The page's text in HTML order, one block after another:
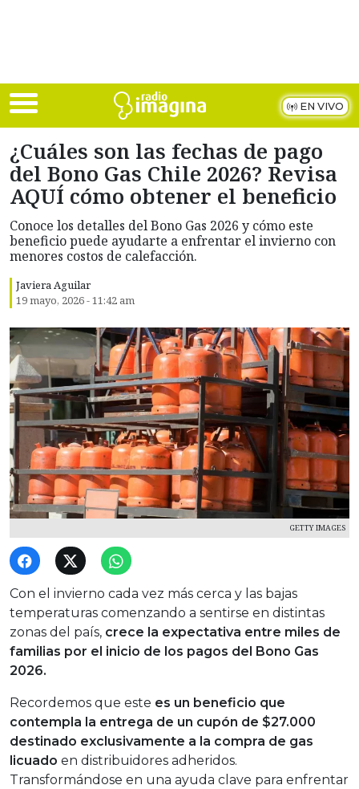
EN VIVO
¿Cuáles son las fechas de pago
del Bono Gas Chile 2026? Revisa
AQUÍ cómo obtener el beneficio
Conoce los detalles del Bono Gas 2026 y cómo este
beneficio puede ayudarte a enfrentar el invierno con
menores costos de calefacción.
Javiera Aguilar
19 mayo, 2026 - 11:42 am
GETTY IMAGES
Con el invierno cada vez más cerca y las bajas
temperaturas comenzando a sentirse en distintas
zonas del país, crece la expectativa entre miles de
familias por el inicio de los pagos del Bono Gas
2026.
Recordemos que este es un beneficio que
contempla la entrega de un cupón de $27.000
destinado exclusivamente a la compra de gas
licuado en distribuidores adheridos.
Transformándose en una ayuda clave para enfrentar